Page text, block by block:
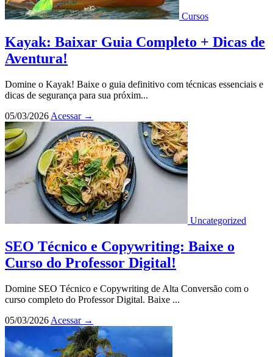
Cursos
Kayak: Baixar Guia Completo + Dicas de
Aventura!
Domine o Kayak! Baixe o guia definitivo com técnicas essenciais e
dicas de segurança para sua próxim...
05/03/2026 Acessar →
Uncategorized
SEO Técnico e Copywriting: Baixe o
Curso do Professor Digital!
Domine SEO Técnico e Copywriting de Alta Conversão com o
curso completo do Professor Digital. Baixe ...
05/03/2026 Acessar →